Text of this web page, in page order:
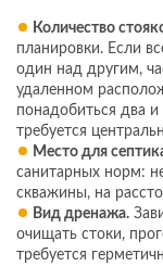
Количество
планировки. Если
один над другим,
удаленном
понадобиться два
требуется
Место для
санитарных норм:
скважины, на
Вид дренажа.
очищать стоки,
требуется